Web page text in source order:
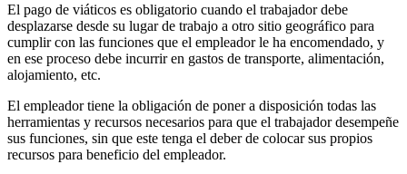
El pago de viáticos es obligatorio cuando el trabajador debe
desplazarse desde su lugar de trabajo a otro sitio geográfico para
cumplir con las funciones que el empleador le ha encomendado, y
en ese proceso debe incurrir en gastos de transporte, alimentación,
alojamiento, etc.
El empleador tiene la obligación de poner a disposición todas las
herramientas y recursos necesarios para que el trabajador desempeñe
sus funciones, sin que este tenga el deber de colocar sus propios
recursos para beneficio del empleador.